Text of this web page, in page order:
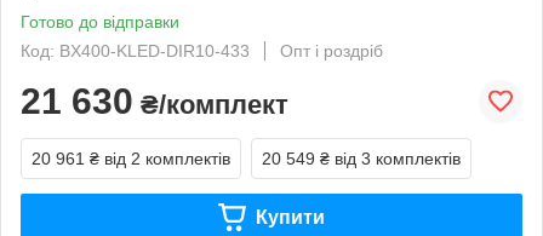
Готово до відправки
Код: BX400-KLED-DIR10-433
Опт і роздріб
21 630 ₴/комплект
20 961 ₴ від 2 комплектів 20 549 ₴ від 3 комплектів
Купити